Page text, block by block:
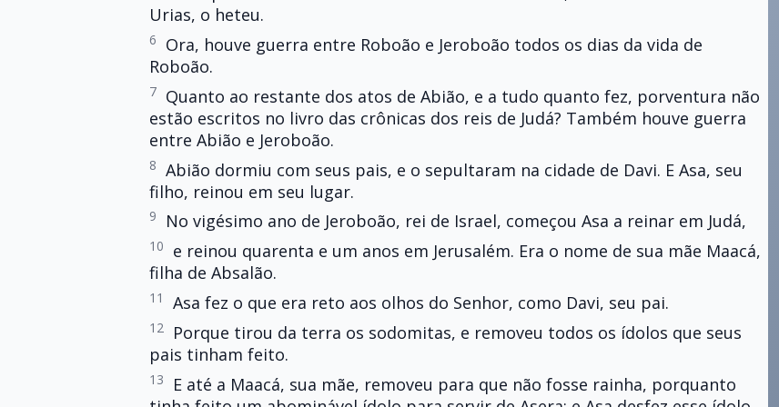
Urias, o heteu.
6
Ora, houve guerra entre Roboão e Jeroboão todos os dias da vida de
Roboão.
7 Quanto ao restante dos atos de Abião, e a tudo quanto fez, porventura não
estão escritos no livro das crônicas dos reis de Judá? Também houve guerra
entre Abião e Jeroboão.
8 Abião dormiu com seus pais, e o sepultaram na cidade de Davi. E Asa, seu
filho, reinou em seu lugar.
9 No vigésimo ano de Jeroboão, rei de Israel, começou Asa a reinar em Judá,
10
e reinou quarenta e um anos em Jerusalém. Era o nome de sua mãe Maacá,
filha de Absalão.
11 Asa fez o que era reto aos olhos do Senhor, como Davi, seu pai.
12
Porque tirou da terra os sodomitas, e removeu todos os ídolos que seus
pais tinham feito.
13
E até a Maacá, sua mãe, removeu para que não fosse rainha, porquanto